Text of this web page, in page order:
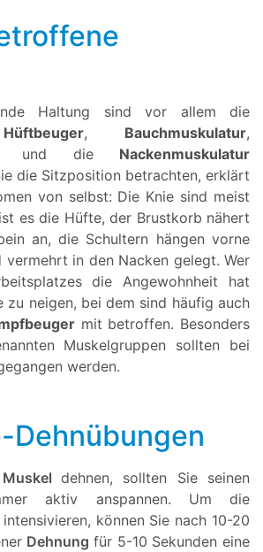
Haltung sind vor allem die
Hüftbeuger, Bauchmuskulatur,
und die Nackenmuskulatur
die Sitzposition betrachten, erklärt
von selbst: Die Knie sind meist
es die Hüfte, der Brustkorb nähert
an, die Schultern hängen vorne
in den Nacken gelegt. Wer
die Angewohnheit hat
zu neigen, bei dem sind häufig auch
mit betroffen. Besonders
Muskelgruppen sollten bei
werden.
Dehnübungen
Muskeldehnen, sollten Sie seinen
aktiv anspannen. Um die
intensivieren, können Sie nach 10-20
Dehnungfür 5-10 Sekunden eine